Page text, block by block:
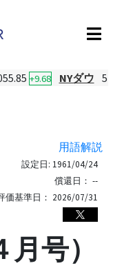
+9.68 NYダウ
用語解説
設定日: 1961/04/24
償還日： --
価基準日： 2026/07/31
号）